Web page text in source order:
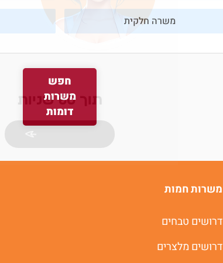
משרה חלקית
חפש
משרות
דומות
משרות חמות
דרושים טבחים
דרושים מלצרים
משרות חמות לוואטסאפ
תוך 60 שניות